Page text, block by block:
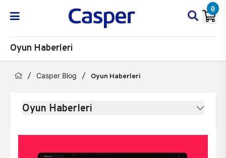
0
Oyun Haberleri
Casper Blog Oyun Haberleri
Oyun Haberleri